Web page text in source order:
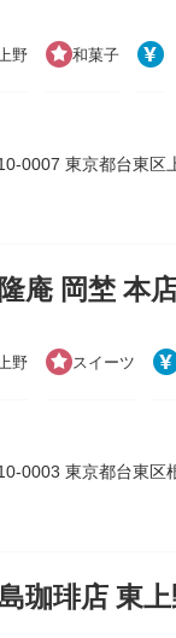
上野 和菓子
0007 東京都台東区
庵 岡埜 本
上野 スイーツ
0003 東京都台東区
珈琲店 東